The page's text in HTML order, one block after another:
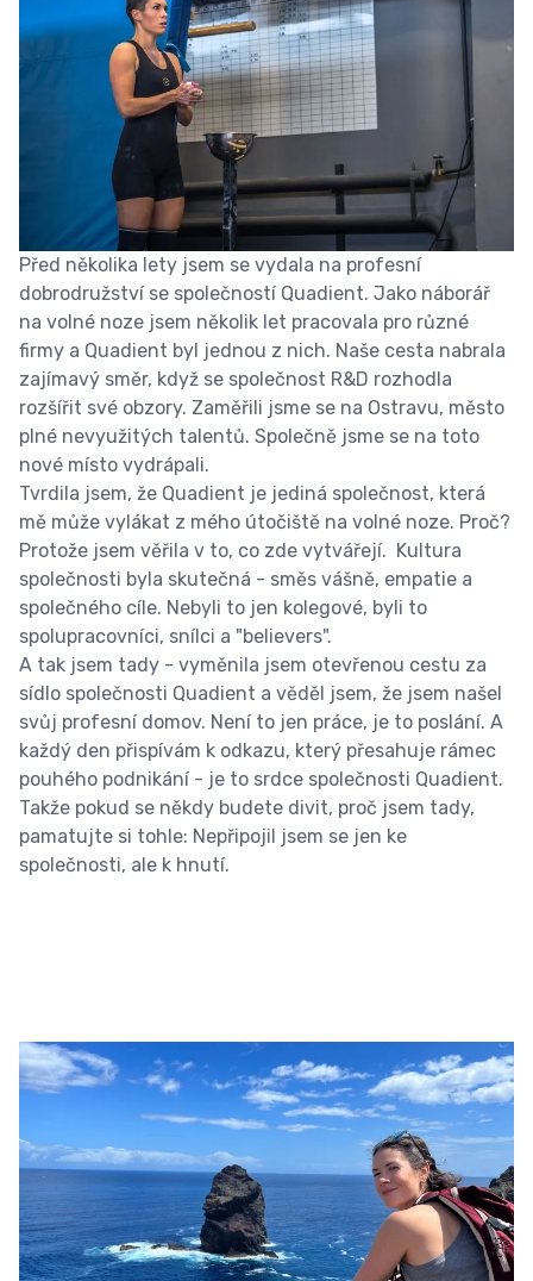
Před několika lety jsem se vydala na profesní
dobrodružství se společností Quadient. Jako náborář
na volné noze jsem několik let pracovala pro různé
firmy a Quadient byl jednou z nich. Naše cesta nabrala
zajímavý směr, když se společnost R&D rozhodla
rozšířit své obzory. Zaměřili jsme se na Ostravu, město
plné nevyužitých talentů. Společně jsme se na toto
nové místo vydrápali.
Tvrdila jsem, že Quadient je jediná společnost, která
mě může vylákat z mého útočiště na volné noze. Proč?
Protože jsem věřila v to, co zde vytvářejí. Kultura
společnosti byla skutečná - směs vášně, empatie a
společného cíle. Nebyli to jen kolegové, byli to
spolupracovníci, snílci a "believers".
A tak jsem tady - vyměnila jsem otevřenou cestu za
sídlo společnosti Quadient a věděl jsem, že jsem našel
svůj profesní domov. Není to jen práce, je to poslání. A
každý den přispívám k odkazu, který přesahuje rámec
pouhého podnikání - je to srdce společnosti Quadient.
Takže pokud se někdy budete divit, proč jsem tady,
pamatujte si tohle: Nepřipojil jsem se jen ke
společnosti, ale k hnutí.